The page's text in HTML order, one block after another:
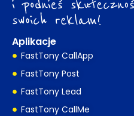
Aplikacje
FastTony CallApp
FastTony Post
FastTony Lead
FastTony CallMe